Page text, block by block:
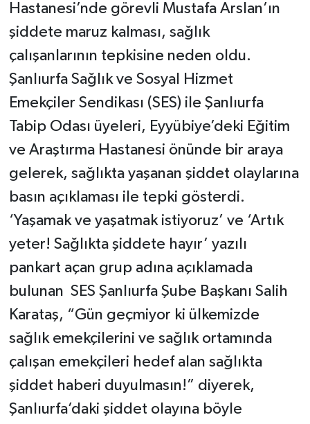
Hastanesi’nde görevli Mustafa Arslan’ın
şiddete maruz kalması, sağlık
çalışanlarının tepkisine neden oldu.
Şanlıurfa Sağlık ve Sosyal Hizmet
Emekçiler Sendikası (SES) ile Şanlıurfa
Tabip Odası üyeleri, Eyyübiye’deki Eğitim
ve Araştırma Hastanesi önünde bir araya
gelerek, sağlıkta yaşanan şiddet olaylarına
basın açıklaması ile tepki gösterdi.
‘Yaşamak ve yaşatmak istiyoruz’ ve ‘Artık
yeter! Sağlıkta şiddete hayır’ yazılı
pankart açan grup adına açıklamada
bulunan SES Şanlıurfa Şube Başkanı Salih
Karataş, “Gün geçmiyor ki ülkemizde
sağlık emekçilerini ve sağlık ortamında
çalışan emekçileri hedef alan sağlıkta
şiddet haberi duyulmasın!” diyerek,
Şanlıurfa’daki şiddet olayına böyle